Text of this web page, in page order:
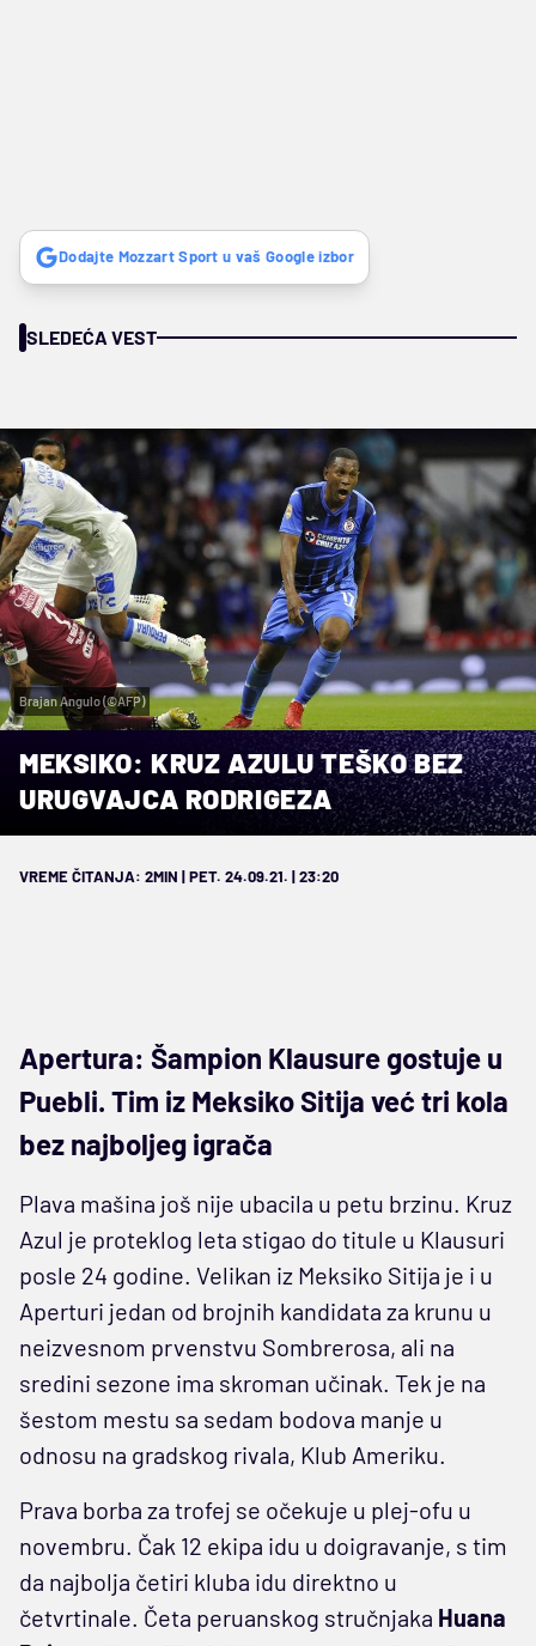
Dodajte Mozzart Sport u vaš Google izbor
SLEDEĆA VEST
Brajan Angulo (©AFP)
MEKSIKO: KRUZ AZULU TEŠKO BEZ
URUGVAJCA RODRIGEZA
VREME ČITANJA: 2MIN | PET. 24.09.21. | 23:20
Apertura: Šampion Klausure gostuje u
Puebli. Tim iz Meksiko Sitija već tri kola
bez najboljeg igrača
Plava mašina još nije ubacila u petu brzinu. Kruz
Azul je proteklog leta stigao do titule u Klausuri
posle 24 godine. Velikan iz Meksiko Sitija je i u
Aperturi jedan od brojnih kandidata za krunu u
neizvesnom prvenstvu Sombrerosa, ali na
sredini sezone ima skroman učinak. Tek je na
šestom mestu sa sedam bodova manje u
odnosu na gradskog rivala, Klub Ameriku.
Prava borba za trofej se očekuje u plej-ofu u
novembru. Čak 12 ekipa idu u doigravanje, s tim
da najbolja četiri kluba idu direktno u
četvrtinale. Četa peruanskog stručnjaka Huana